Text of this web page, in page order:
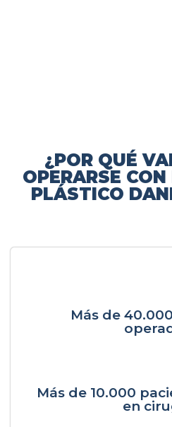
¿POR QUÉ
OPERARSE
PLÁSTICO
Más de
Más de 10.000
en